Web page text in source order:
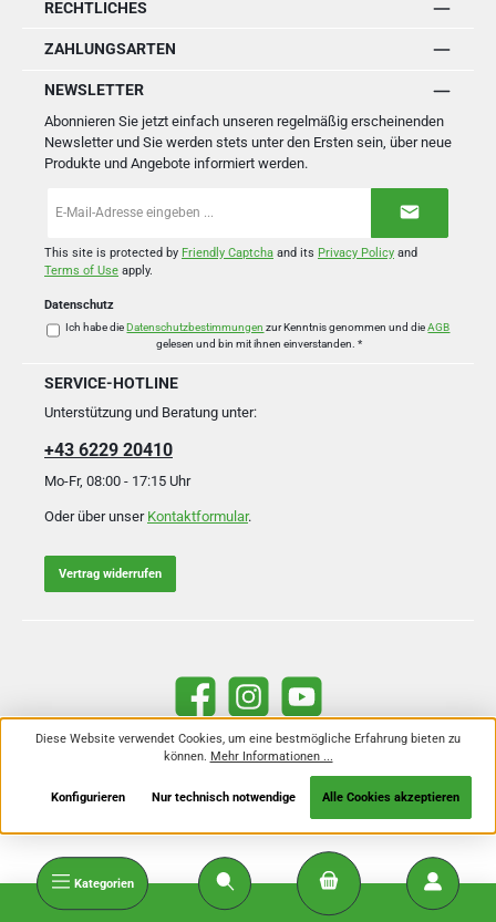
Kategorien
RECHTLICHES
ZAHLUNGSARTEN
NEWSLETTER
Abonnieren Sie jetzt einfach unseren regelmäßig erscheinenden
Newsletter und Sie werden stets unter den Ersten sein, über neue
Produkte und Angebote informiert werden.
Mail-
*
This site is protected by Friendly Captcha and its Privacy Policy and
Terms of Use apply.
Datenschutz
Ich habe dieDatenschutzbestimmungen zur Kenntnis genommen und dieAGB
gelesen und bin mit ihnen einverstanden. *
SERVICE-HOTLINE
Unterstützung und Beratung unter:
+43 6229 20410
Mo-Fr, 08:00 - 17:15 Uhr
Oder über unser Kontaktformular.
Vertrag widerrufen
Facebook Instagram YouTube
Alle Preise inkl. gesetzl. Mehrwertsteuer zzgl.Versandkosten
Nachnahmegebühren, wenn nicht anders angegeben.
Diese Website verwendet Cookies, um eine bestmögliche Erfahrung bieten zu
können. Mehr Informationen ...
Nur technisch notwendige
Konfigurieren Alle Cookies akzeptieren